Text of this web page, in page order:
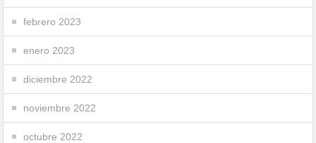
febrero 2023
enero 2023
diciembre 2022
noviembre 2022
octubre 2022